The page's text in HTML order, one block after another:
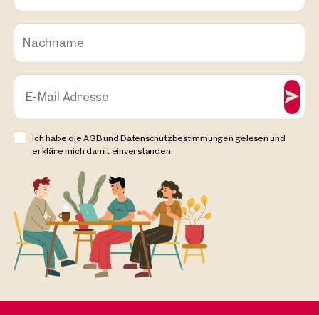
Nachname
E-Mail Adresse
Ich habe die AGB und Datenschutzbestimmungen gelesen und
erkläre mich damit einverstanden.